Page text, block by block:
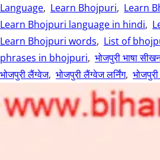
Language, Learn Bhojpuri, Learn
Learn Bhojpuri language in hindi,
Learn Bhojpuri words, List of
phrases in bhojpuri, भोजपुरी भाषा
भोजपुरी लैंग्वेज, भोजपुरी लैंग्वेज लर्निंग,